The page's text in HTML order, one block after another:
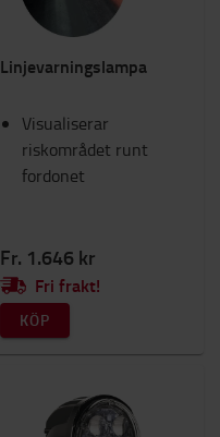
Linjevarningslampa
Visualiserar
riskområdet runt
fordonet
Fr. 1.646 kr
Fri frakt!
KÖP